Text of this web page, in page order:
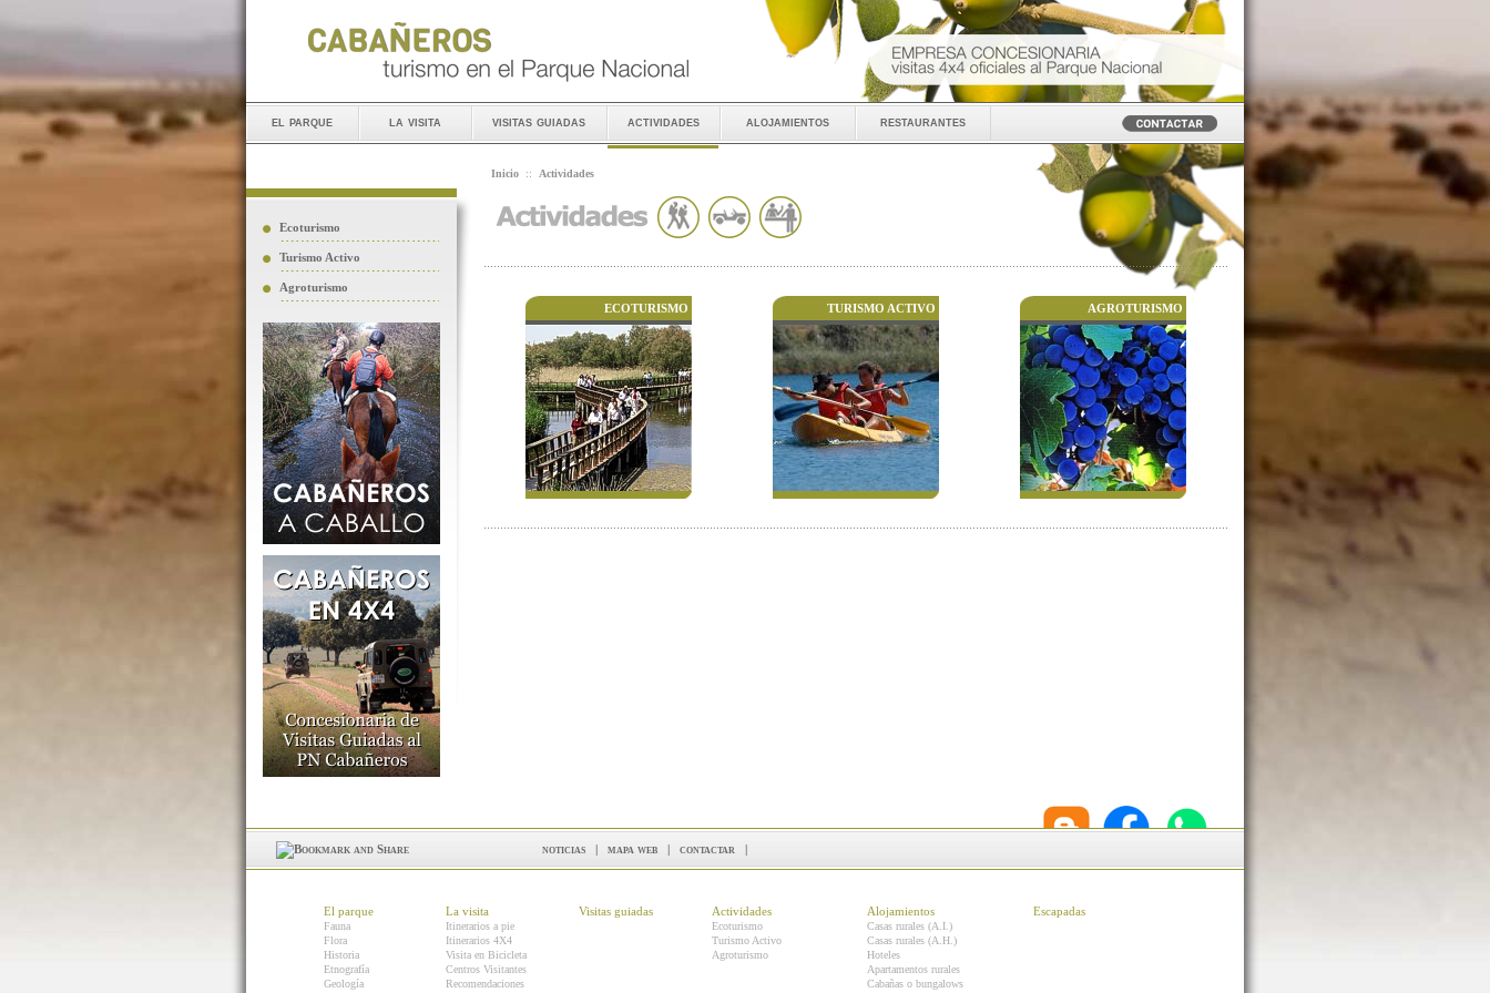
el parque la visita visitas guiadas actividades alojamientos restaurantes
Ecoturismo
Turismo Activo
Agroturismo
Inicio :: Actividades
ECOTURISMO TURISMO ACTIVO AGROTURISMO
noticias | mapa web | contactar |
El parque
Fauna
Flora
Historia
Etnografía
Geología
La visita
Itinerarios a pie
Itinerarios 4X4
Visita en Bicicleta
Centros Visitantes
Recomendaciones
Visitas guiadas Actividades
Ecoturismo
Turismo Activo
Agroturismo
Alojamientos
Casas rurales (A.I.)
Casas rurales (A.H.)
Hoteles
Apartamentos rurales
Cabañas o bungalows
Escapadas